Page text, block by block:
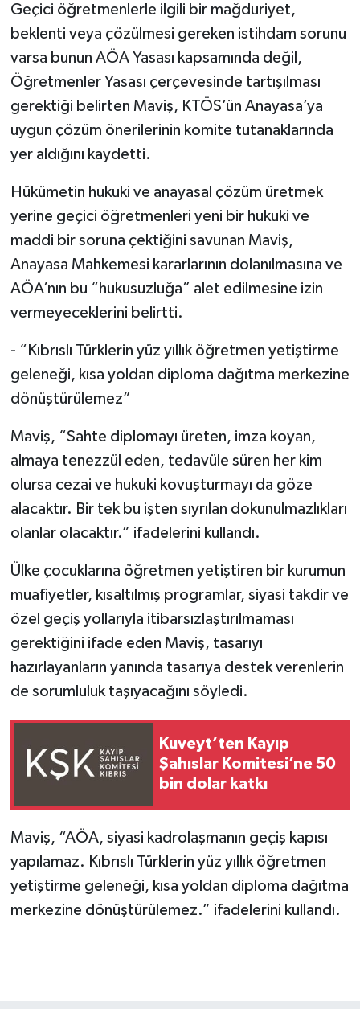
Geçici öğretmenlerle ilgili bir mağduriyet,
beklenti veya çözülmesi gereken istihdam sorunu
varsa bunun AÖA Yasası kapsamında değil,
Öğretmenler Yasası çerçevesinde tartışılması
gerektiği belirten Maviş, KTÖS’ün Anayasa’ya
uygun çözüm önerilerinin komite tutanaklarında
yer aldığını kaydetti.
Hükümetin hukuki ve anayasal çözüm üretmek
yerine geçici öğretmenleri yeni bir hukuki ve
maddi bir soruna çektiğini savunan Maviş,
Anayasa Mahkemesi kararlarının dolanılmasına ve
AÖA’nın bu “hukusuzluğa” alet edilmesine izin
vermeyeceklerini belirtti.
- “Kıbrıslı Türklerin yüz yıllık öğretmen yetiştirme
geleneği, kısa yoldan diploma dağıtma merkezine
dönüştürülemez”
Maviş, “Sahte diplomayı üreten, imza koyan,
almaya tenezzül eden, tedavüle süren her kim
olursa cezai ve hukuki kovuşturmayı da göze
alacaktır. Bir tek bu işten sıyrılan dokunulmazlıkları
olanlar olacaktır.” ifadelerini kullandı.
Ülke çocuklarına öğretmen yetiştiren bir kurumun
muafiyetler, kısaltılmış programlar, siyasi takdir ve
özel geçiş yollarıyla itibarsızlaştırılmaması
gerektiğini ifade eden Maviş, tasarıyı
hazırlayanların yanında tasarıya destek verenlerin
de sorumluluk taşıyacağını söyledi.
Kuveyt’ten Kayıp
Şahıslar Komitesi’ne 50
bin dolar katkı
Maviş, “AÖA, siyasi kadrolaşmanın geçiş kapısı
yapılamaz. Kıbrıslı Türklerin yüz yıllık öğretmen
yetiştirme geleneği, kısa yoldan diploma dağıtma
merkezine dönüştürülemez.” ifadelerini kullandı.